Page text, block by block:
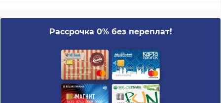
Рассрочка 0% без переплат!